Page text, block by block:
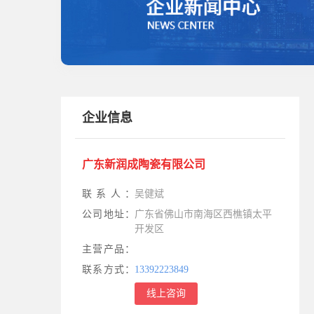
企业信息
广东新润成陶瓷有限公司
联系人： 吴健斌
公司地址： 广东省佛山市南海区西樵镇太平
开发区
主营产品：
联系方式： 13392223849
线上咨询